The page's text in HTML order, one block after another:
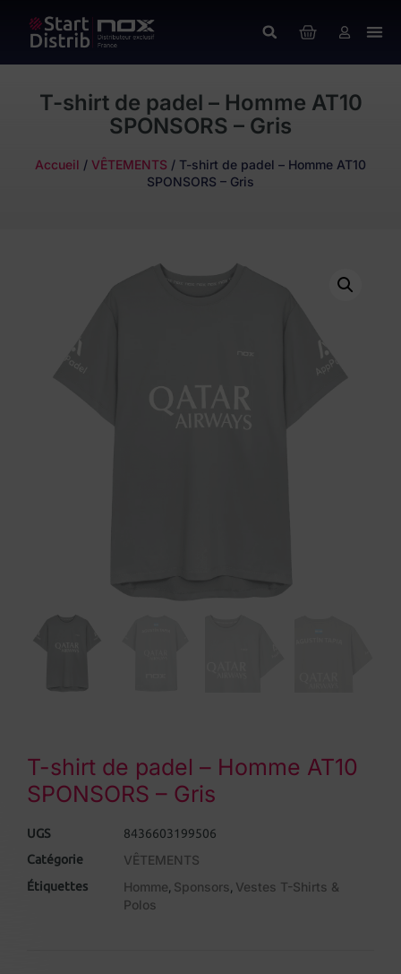
T-shirt de padel – Homme AT10
SPONSORS – Gris
Accueil / VÊTEMENTS / T-shirt de padel – Homme AT10
SPONSORS – Gris
T-shirt de padel – Homme AT10
SPONSORS – Gris
UGS
8436603199506
Catégorie
VÊTEMENTS
Étiquettes Homme, Sponsors, Vestes T-Shirts &
Polos